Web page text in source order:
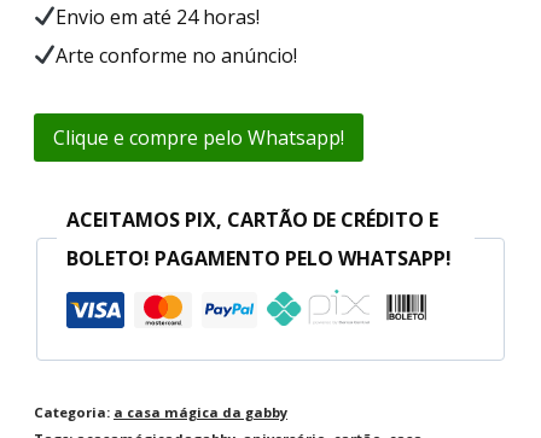
Envio em até 24 horas!
Arte conforme no anúncio!
Clique e compre pelo Whatsapp!
ACEITAMOS PIX, CARTÃO DE CRÉDITO E
BOLETO! PAGAMENTO PELO WHATSAPP!
Categoria: a casa mágica da gabby